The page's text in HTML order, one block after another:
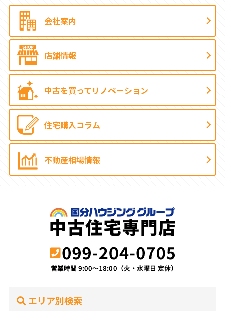
会社案内
店舗情報
中古を買ってリノベーション
住宅購入コラム
不動産相場情報
エリア別検索